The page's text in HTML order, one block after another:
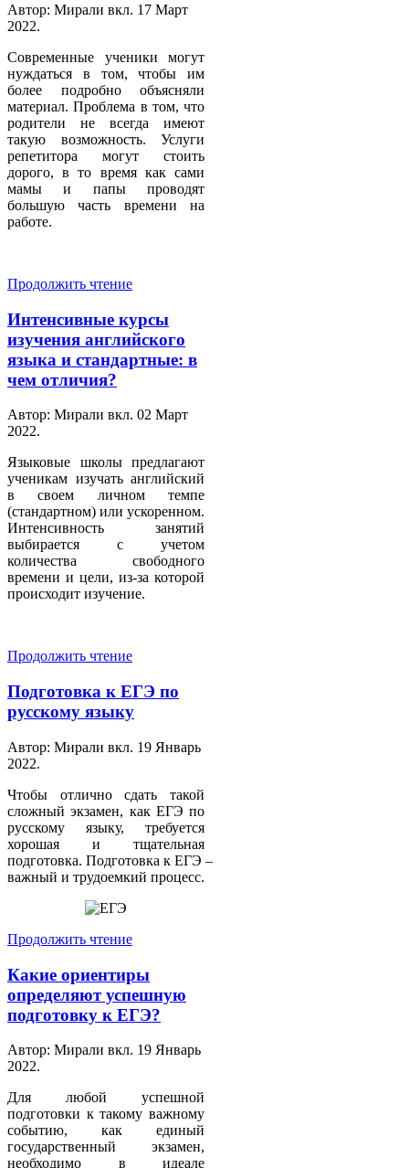
Автор: Мирали вкл. 17 Март
2022.
Современные ученики могут
нуждаться в том, чтобы им
более подробно объясняли
материал. Проблема в том, что
родители не всегда имеют
такую возможность. Услуги
репетитора могут стоить
дорого, в то время как сами
мамы и папы проводят
большую часть времени на
работе.
Продолжить чтение
Интенсивные курсы
изучения английского
языка и стандартные: в
чем отличия?
Автор: Мирали вкл. 02 Март
2022.
Языковые школы предлагают
ученикам изучать английский
в своем личном темпе
(стандартном) или ускоренном.
Интенсивность занятий
выбирается с учетом
количества свободного
времени и цели, из-за которой
происходит изучение.
Продолжить чтение
Подготовка к ЕГЭ по
русскому языку
Автор: Мирали вкл. 19 Январь
2022.
Чтобы отлично сдать такой
сложный экзамен, как ЕГЭ по
русскому языку, требуется
хорошая и тщательная
подготовка. Подготовка к ЕГЭ –
важный и трудоемкий процесс.
Продолжить чтение
Какие ориентиры
определяют успешную
подготовку к ЕГЭ?
Автор: Мирали вкл. 19 Январь
2022.
Для любой успешной
подготовки к такому важному
событию, как единый
государственный экзамен,
необходимо в идеале